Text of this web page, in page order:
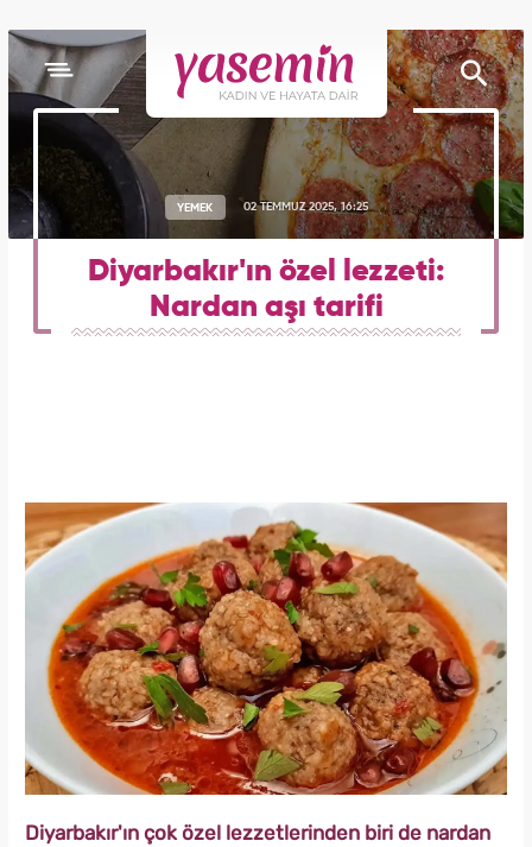
YEMEK 02 TEMMUZ 2025, 16:25
Diyarbakır'ın özel lezzeti:
Nardan aşı tarifi
Diyarbakır'ın çok özel lezzetlerinden biri de nardan